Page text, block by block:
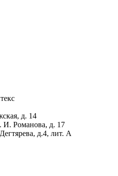
д. 14
И. Романова, д. 17
д.4, лит. А